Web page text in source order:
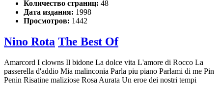
Количество страниц: 48
Дата издания: 1998
Просмотров: 1442
Nino Rota The Best Of
Amarcord I clowns Il bidone La dolce vita L'amore di Rocco La
passerella d'addio Mia malinconia Parla piu piano Parlami di me Pin
Penin Risatine maliziose Rosa Aurata Un eroe dei nostri tempi